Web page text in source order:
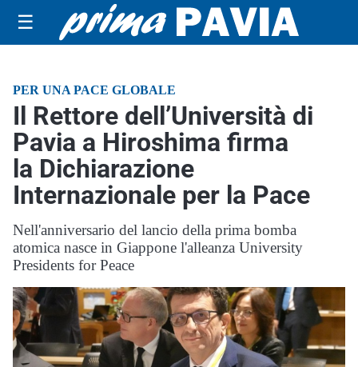
☰
PER UNA PACE GLOBALE
Il Rettore dell’Università di
Pavia a Hiroshima firma
la Dichiarazione
Internazionale per la Pace
Nell'anniversario del lancio della prima bomba
atomica nasce in Giappone l'alleanza University
Presidents for Peace